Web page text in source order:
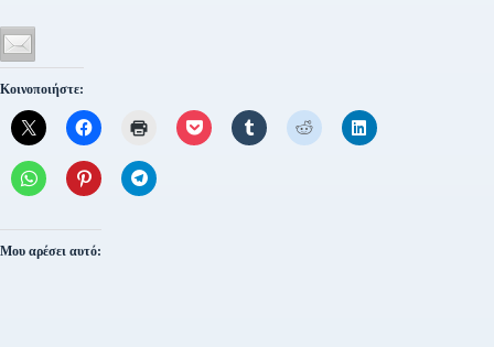
Κοινοποιήστε:
Μου αρέσει αυτό: